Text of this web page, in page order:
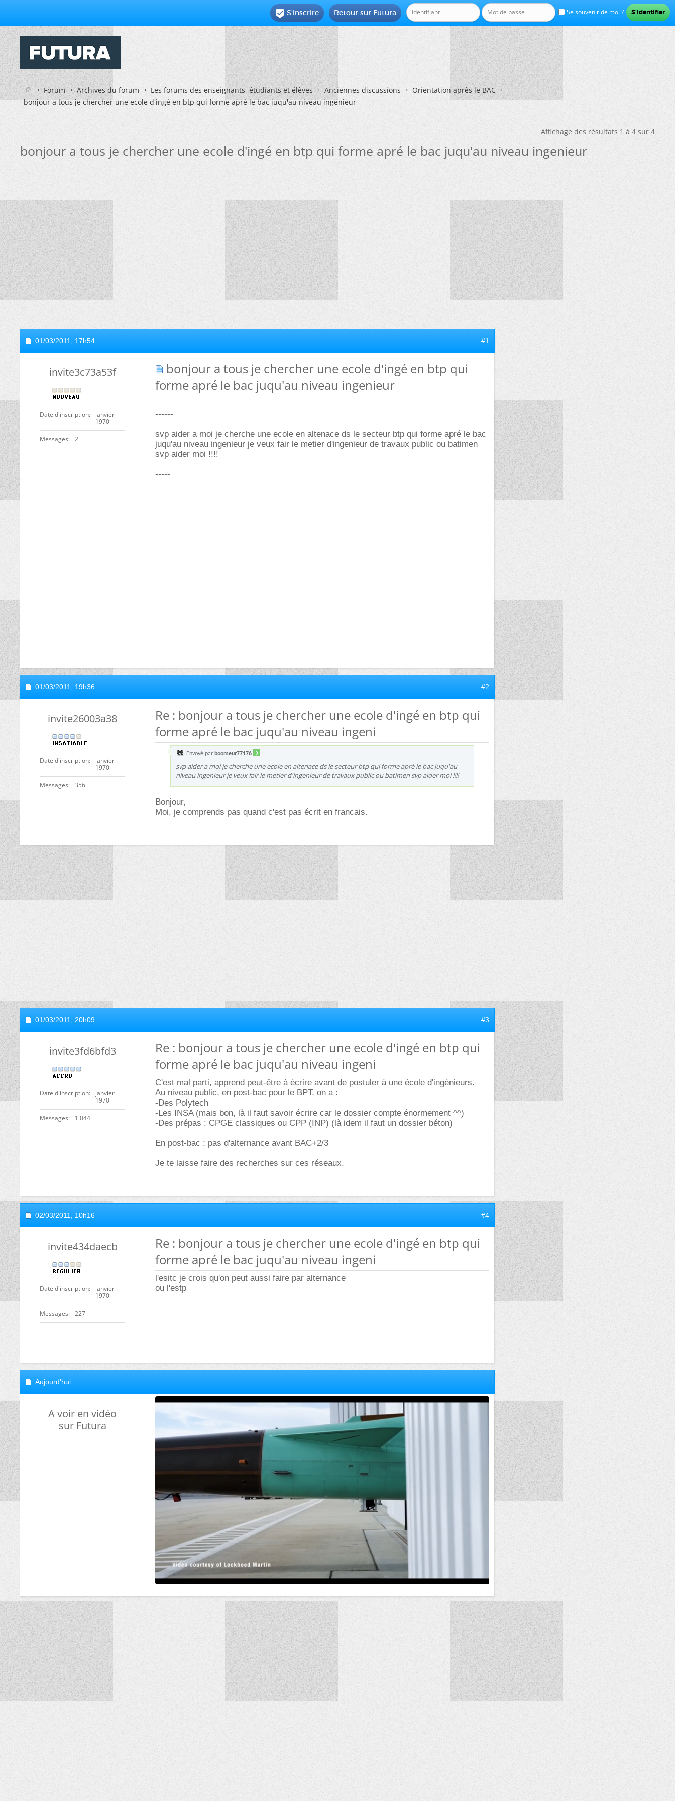
Se souvenir de moi ?
Retour sur Futura
 S'inscrire
Forum Archives du forum Les forums des enseignants, étudiants et élèves Anciennes discussions
Orientation après le BAC
bonjour a tous je chercher une ecole d'ingé en btp qui forme apré le bac juqu'au niveau ingenieur
Affichage des résultats 1 à 4 sur 4
bonjour a tous je chercher une ecole d'ingé en btp qui forme apré le bac juqu'au niveau ingenieur
01/03/2011, 17h54 #1
invite3c73a53f
Date d'inscription
janvier
1970
Messages 2
bonjour a tous je chercher une ecole d'ingé en btp qui
forme apré le bac juqu'au niveau ingenieur
------
svp aider a moi je cherche une ecole en altenace ds le secteur btp qui forme apré le bac
juqu'au niveau ingenieur je veux fair le metier d'ingenieur de travaux public ou batimen
svp aider moi !!!!
-----
01/03/2011, 19h36 #2
invite26003a38
Date d'inscription
janvier
1970
Messages 356
Re : bonjour a tous je chercher une ecole d'ingé en btp qui
forme apré le bac juqu'au niveau ingeni
Envoyé par boomeur77176
svp aider a moi je cherche une ecole en altenace ds le secteur btp qui forme apré le bac juqu'au
niveau ingenieur je veux fair le metier d'ingenieur de travaux public ou batimen svp aider moi !!!!
Bonjour,
Moi, je comprends pas quand c'est pas écrit en francais.
01/03/2011, 20h09 #3
invite3fd6bfd3
Date d'inscription
janvier
1970
Messages 1 044
Re : bonjour a tous je chercher une ecole d'ingé en btp qui
forme apré le bac juqu'au niveau ingeni
C'est mal parti, apprend peut-être à écrire avant de postuler à une école d'ingénieurs.
Au niveau public, en post-bac pour le BPT, on a :
-Des Polytech
-Les INSA (mais bon, là il faut savoir écrire car le dossier compte énormement ^^)
-Des prépas : CPGE classiques ou CPP (INP) (là idem il faut un dossier béton)
En post-bac : pas d'alternance avant BAC+2/3
Je te laisse faire des recherches sur ces réseaux.
02/03/2011, 10h16 #4
invite434daecb
Date d'inscription
janvier
1970
Messages 227
Re : bonjour a tous je chercher une ecole d'ingé en btp qui
forme apré le bac juqu'au niveau ingeni
l'esitc je crois qu'on peut aussi faire par alternance
ou l'estp
Aujourd'hui
A voir en vidéo
sur Futura